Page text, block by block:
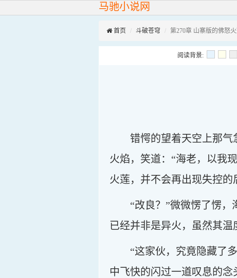
马驰小说网
首页 斗破苍穹 第270章 山寨版的佛怒
阅读背景:
错愕的望着天空上那
火焰，笑道：“海老，以我
火莲，并不会再出现失控的
“改良？”微微愣了愣，
已经并非是异火，虽然其
“这家伙，究竟隐藏了
中飞快的闪过一道叹息的